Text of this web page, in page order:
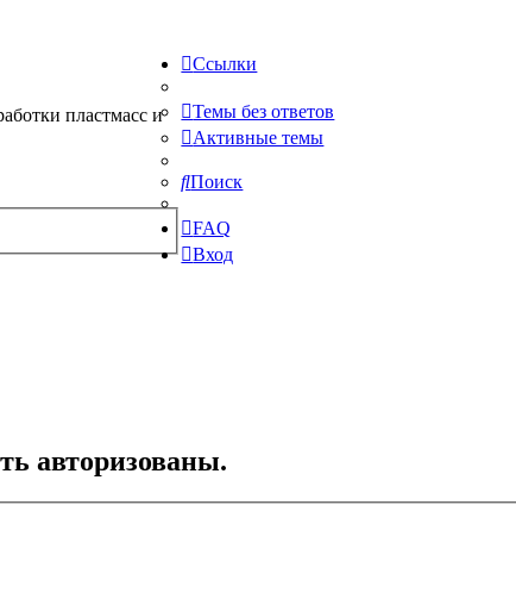
пластмасс и
Ссылки
Темы без ответов
Активные темы
Поиск
FAQ
Вход
авторизованы.